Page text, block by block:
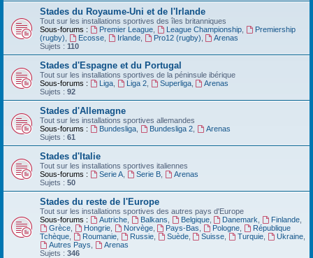
e
Stades du Royaume-Uni et de l'Irlande
Tout sur les installations sportives des îles britanniques
Sous-forums :
Premier League, League Championship,
Premiership
(rugby)
Ecosse, Irlande, Pro12 (rugby)
Arenas
Sujets : 110
Stades d'Espagne et du Portugal
Tout sur les installations sportives de la péninsule ibérique
Sous-forums :
Liga, Liga 2, Superliga,
Arenas
Sujets : 92
Stades d'Allemagne
Tout sur les installations sportives allemandes
Sous-forums :
Bundesliga, Bundesliga 2,
Arenas
Sujets : 61
Stades d'Italie
Tout sur les installations sportives italiennes
Sous-forums :
Serie A, Serie B,
Arenas
Sujets : 50
Stades du reste de l'Europe
Tout sur les installations sportives des autres pays d'Europe
Sous-forums :
Autriche, Balkans Belgique, Danemark Finlande
Grèce, Hongrie, Norvège, Pays-Bas Pologne
République
Tchèque
Roumanie, Russie, Suède, Suisse Turquie Ukraine
Autres Pays
Arenas
Sujets : 346